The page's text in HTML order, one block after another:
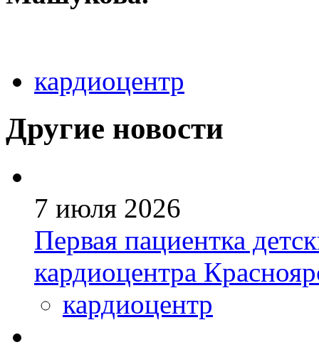
кардиоцентр
Другие новости
7 июля 2026
Первая пациентка
кардиоцентра
кардиоцентр